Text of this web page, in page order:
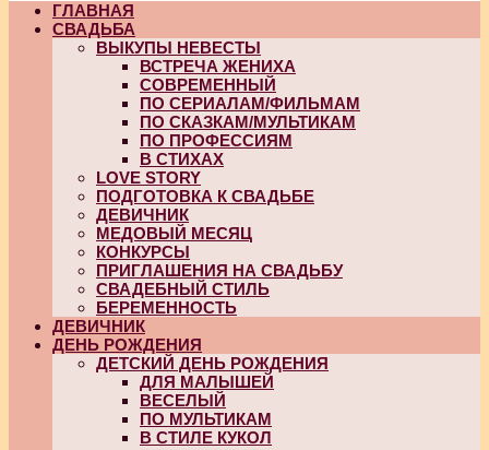
ГЛАВНАЯ
СВАДЬБА
ВЫКУПЫ НЕВЕСТЫ
ВСТРЕЧА ЖЕНИХА
СОВРЕМЕННЫЙ
ПО СЕРИАЛАМ/ФИЛЬМАМ
ПО СКАЗКАМ/МУЛЬТИКАМ
ПО ПРОФЕССИЯМ
В СТИХАХ
LOVE STORY
ПОДГОТОВКА К СВАДЬБЕ
ДЕВИЧНИК
МЕДОВЫЙ МЕСЯЦ
КОНКУРСЫ
ПРИГЛАШЕНИЯ НА СВАДЬБУ
СВАДЕБНЫЙ СТИЛЬ
БЕРЕМЕННОСТЬ
ДЕВИЧНИК
ДЕНЬ РОЖДЕНИЯ
ДЕТСКИЙ ДЕНЬ РОЖДЕНИЯ
ДЛЯ МАЛЫШЕЙ
ВЕСЕЛЫЙ
ПО МУЛЬТИКАМ
В СТИЛЕ КУКОЛ